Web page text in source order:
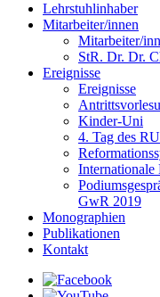
Lehrstuhlinhaber
Mitarbeiter/innen
Mitarbeiter/
StR. Dr. Dr.
Ereignisse
Ereignisse
Kinder-Uni
4. Tag des RU
Internationale
GwR 2019
Monographien
Publikationen
Kontakt